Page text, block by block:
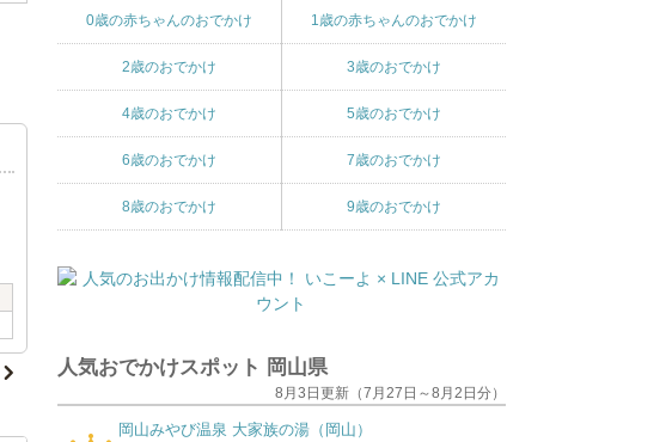
0歳の赤ちゃんのおでかけ 1歳の赤ちゃんのおでかけ
2歳のおでかけ 3歳のおでかけ
4歳のおでかけ 5歳のおでかけ
6歳のおでかけ 7歳のおでかけ
8歳のおでかけ 9歳のおでかけ
人気おでかけスポット 岡山県
8月3日更新（7月27日～8月2日分）
岡山みやび温泉 大家族の湯（岡山）